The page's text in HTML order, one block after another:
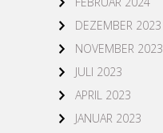
DEZEMBER 2023
NOVEMBER 2023
JULI 2023
APRIL 2023
JANUAR 2023